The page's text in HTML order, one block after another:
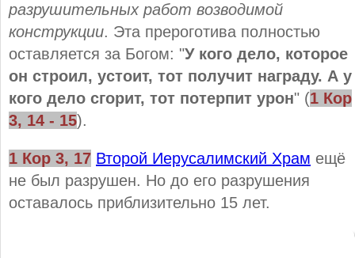
разрушительных работ возводимой
конструкции. Эта прероготива полностью
оставляется за Богом: "У кого дело, которое
он строил, устоит, тот получит награду. А у
кого дело сгорит, тот потерпит урон" (1 Кор
3, 14 - 15).
1 Кор 3, 17 Второй Иерусалимский Храм ещё
не был разрушен. Но до его разрушения
оставалось приблизительно 15 лет.